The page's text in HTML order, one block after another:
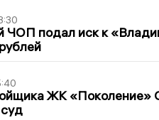
ЧОП подал иск к
ЖК